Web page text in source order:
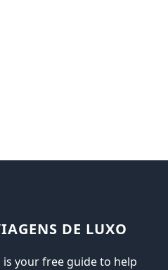
DE LUXO
is your free guide to help